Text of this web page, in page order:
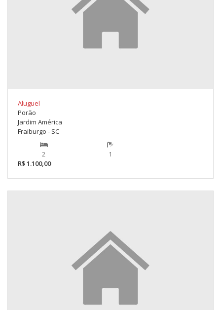
Aluguel
Porão
Jardim América
Fraiburgo - SC
2
1
R$ 1.100,00